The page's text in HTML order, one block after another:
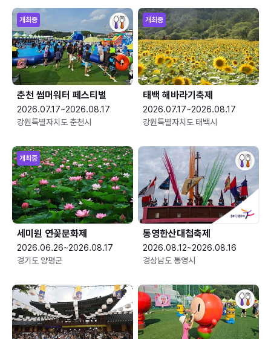
개최중
춘천 썸머워터 페스티벌
2026.07.17~2026.08.17
강원특별자치도 춘천시
개최중
태백 해바라기축제
2026.07.17~2026.08.17
강원특별자치도 태백시
개최중
세미원 연꽃문화제
2026.06.26~2026.08.17
경기도 양평군
통영한산대첩축제
2026.08.12~2026.08.16
경상남도 통영시